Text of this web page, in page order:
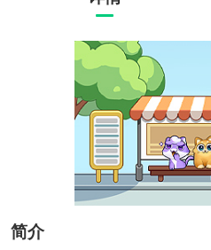
简介